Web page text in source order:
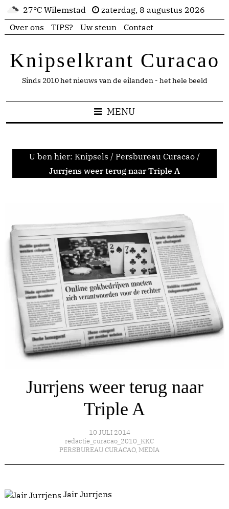
27°C Wilemstad
zaterdag, 8 augustus 2026
Over ons
TIPS? Uw steun Contact
Knipselkrant Curacao
Sinds 2010 het nieuws van de eilanden - het hele beeld
MENU
U ben hier: Knipsels / Persbureau Curacao /
Jurrjens weer terug naar Triple A
Jurrjens weer terug naar
Triple A
10 JULI 2014
redactie_curacao_2010_KKC
PERSBUREAU CURACAO, MEDIA
Jair Jurrjens